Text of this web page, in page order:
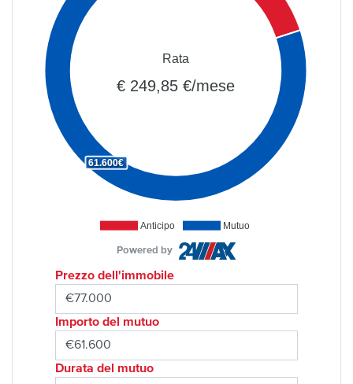
Anticipo Mutuo
61.600€
Rata
€ 249,85 €/mese
Powered by
Prezzo dell'immobile
Importo del mutuo
Durata del mutuo